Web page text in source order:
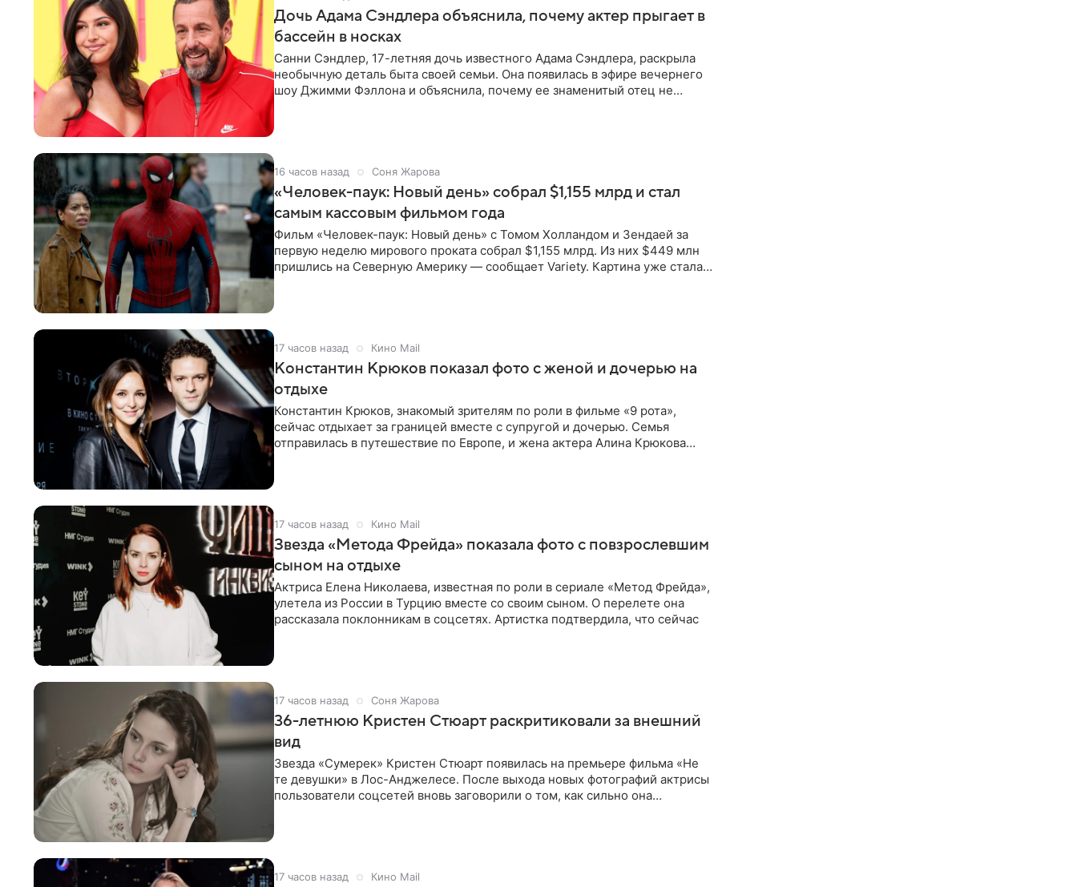
Дочь Адама Сэндлера объяснила, почему актер прыгает в
бассейн в носках
Санни Сэндлер, 17-летняя дочь известного Адама Сэндлера, раскрыла
необычную деталь быта своей семьи. Она появилась в эфире вечернего
шоу Джимми Фэллона и объяснила, почему ее знаменитый отец не
16 часов назад Соня Жарова
«Человек-паук: Новый день» собрал $1,155 млрд и стал
самым кассовым фильмом года
Фильм «Человек-паук: Новый день» с Томом Холландом и Зендаей за
первую неделю мирового проката собрал $1,155 млрд. Из них $449 млн
пришлись на Северную Америку — сообщает Variety. Картина уже стала
17 часов назад Кино Mail
Константин Крюков показал фото с женой и дочерью на
отдыхе
Константин Крюков, знакомый зрителям по роли в фильме «9 рота»,
сейчас отдыхает за границей вместе с супругой и дочерью. Семья
отправилась в путешествие по Европе, и жена актера Алина Крюкова
17 часов назад Кино Mail
Звезда «Метода Фрейда» показала фото с повзрослевшим
сыном на отдыхе
Актриса Елена Николаева, известная по роли в сериале «Метод Фрейда»,
улетела из России в Турцию вместе со своим сыном. О перелете она
рассказала поклонникам в соцсетях. Артистка подтвердила, что сейчас
17 часов назад Соня Жарова
36-летнюю Кристен Стюарт раскритиковали за внешний
вид
Звезда «Сумерек» Кристен Стюарт появилась на премьере фильма «Не
те девушки» в Лос-Анджелесе. После выхода новых фотографий актрисы
пользователи соцсетей вновь заговорили о том, как сильно она
17 часов назад Кино Mail